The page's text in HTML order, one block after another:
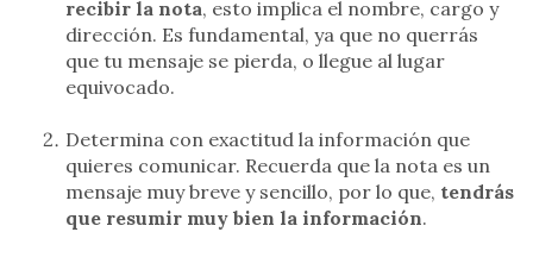
recibir la nota, esto implica el nombre, cargo y
dirección. Es fundamental, ya que no querrás
que tu mensaje se pierda, o llegue al lugar
equivocado.
Determina con exactitud la información que
quieres comunicar. Recuerda que la nota es un
mensaje muy breve y sencillo, por lo que, tendrás
que resumir muy bien la información.